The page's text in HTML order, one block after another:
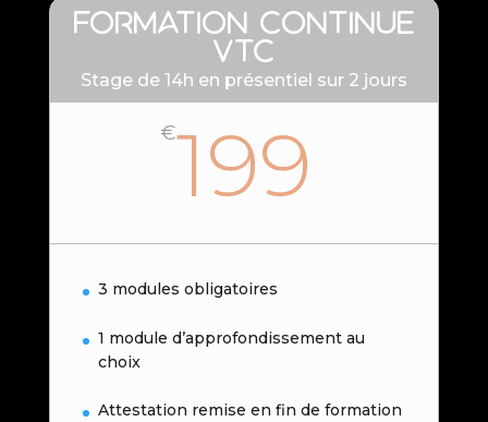
Formation continue
VTC
Stage de 14h en présentiel sur 2 jours
€199
3 modules obligatoires
1 module d’approfondissement au
choix
Attestation remise en fin de formation